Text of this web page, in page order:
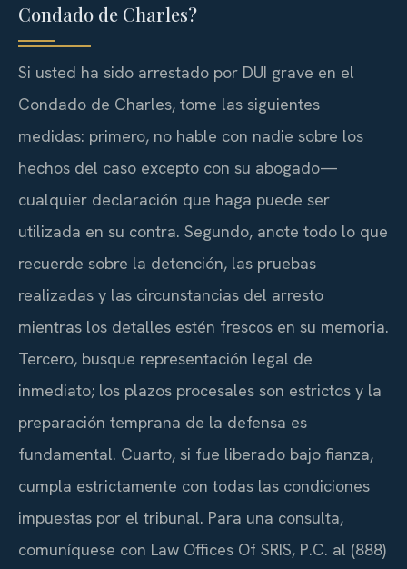
Condado de Charles?
Si usted ha sido arrestado por DUI grave en el
Condado de Charles, tome las siguientes
medidas: primero, no hable con nadie sobre los
hechos del caso excepto con su abogado—
cualquier declaración que haga puede ser
utilizada en su contra. Segundo, anote todo lo que
recuerde sobre la detención, las pruebas
realizadas y las circunstancias del arresto
mientras los detalles estén frescos en su memoria.
Tercero, busque representación legal de
inmediato; los plazos procesales son estrictos y la
preparación temprana de la defensa es
fundamental. Cuarto, si fue liberado bajo fianza,
cumpla estrictamente con todas las condiciones
impuestas por el tribunal. Para una consulta,
comuníquese con Law Offices Of SRIS, P.C. al (888)